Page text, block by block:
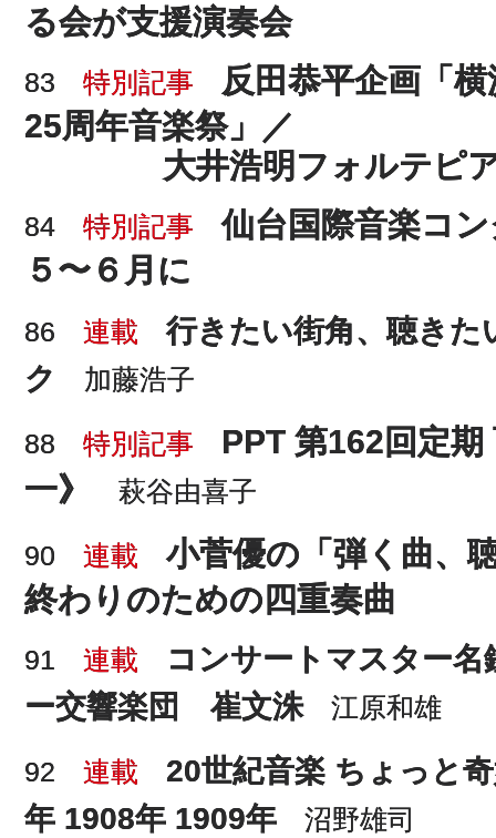
る会が支援演奏会
83 特別記事
反田恭平企画「
25周年音楽祭」／
大井浩明フォルテピ
84 特別記事
仙台国際音楽コ
５〜６月に
86 連載
行きたい街角、聴き
ク
加藤浩子
88 特別記事
PPT 第162回定
一》
萩谷由喜子
90 連載
小菅優の「弾く曲、
終わりのための四重奏曲
91 連載
コンサートマスター
ー交響楽団 崔文洙江原和雄
92 連載
20世紀音楽 ちょっと
年 1908年 1909年 沼野雄司